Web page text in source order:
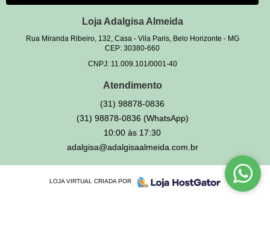
Loja Adalgisa Almeida
Rua Miranda Ribeiro, 132, Casa- Vila Paris, Belo Horizonte - MG
CEP: 30380-660
CNPJ: 11.009.101/0001-40
Atendimento
(31) 98878-0836
(31) 98878-0836 (WhatsApp)
10:00 às 17:30
adalgisa@adalgisaalmeida.com.br
LOJA VIRTUAL CRIADA POR